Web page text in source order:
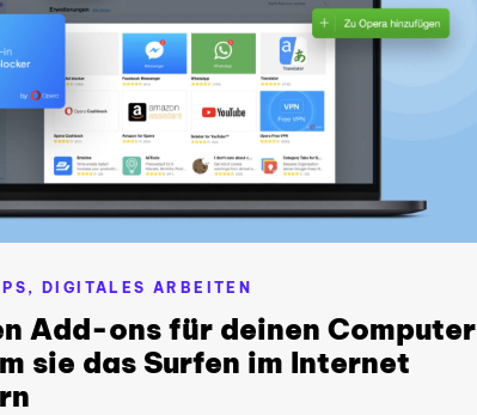
DIGITALES ARBEITEN
Add-ons für deinen Computer
sie das Surfen im Internet